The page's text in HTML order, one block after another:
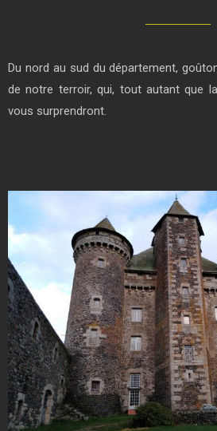
Du nord au sud du département,
de notre terroir, qui, tout autant que
vous surprendront.